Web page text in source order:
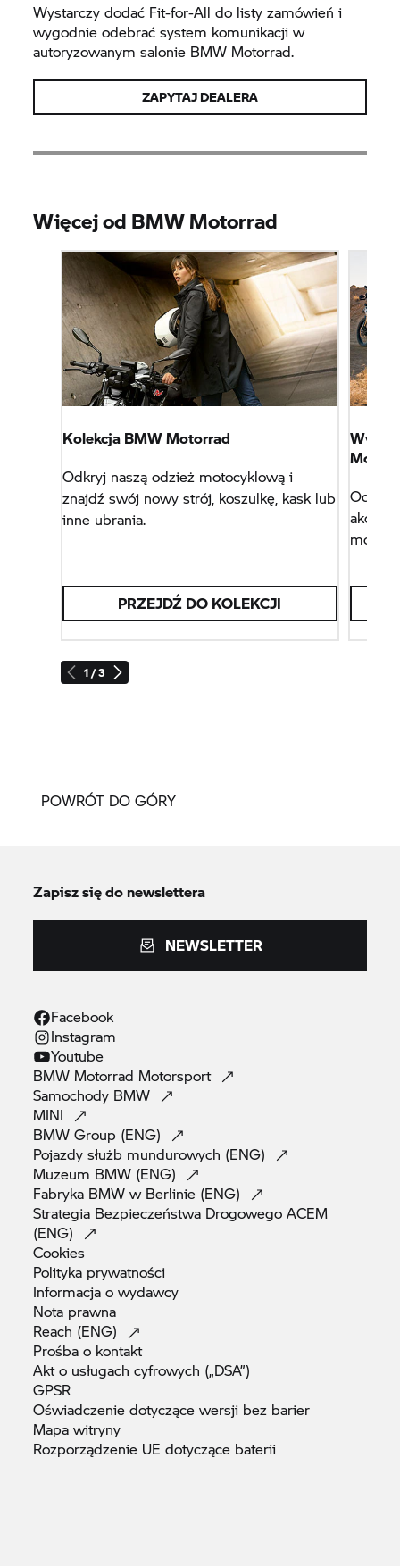
Wystarczy dodać Fit-for-All do listy zamówień i
wygodnie odebrać system komunikacji w
autoryzowanym salonie BMW Motorrad.
ZAPYTAJ DEALERA
Więcej od BMW Motorrad
1 / 3
Kolekcja BMW Motorrad
Odkryj naszą odzież motocyklową i
znajdź swój nowy strój, koszulkę, kask lub
inne ubrania.
PRZEJDŹ DO KOLEKCJI
Odkryj
POWRÓT DO GÓRY
Zapisz się do newslettera
NEWSLETTER
Facebook
Instagram
Youtube
BMW Motorrad Motorsport
Samochody BMW
MINI
BMW Group (ENG)
Pojazdy służb mundurowych (ENG)
Muzeum BMW (ENG)
Fabryka BMW w Berlinie (ENG)
Strategia Bezpieczeństwa Drogowego ACEM
(ENG)
Cookies
Polityka prywatności
Informacja owydawcy
Nota prawna
Reach (ENG)
Prośba o kontakt
Akt o usługach cyfrowych („DSA”)
GPSR
Oświadczenie dotyczące wersji bez barier
Mapawitryny
Rozporządzenie UE dotyczące baterii